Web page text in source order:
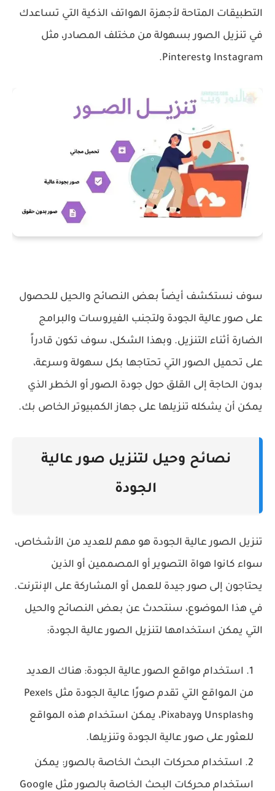
التطبيقات المتاحة لأجهزة الهواتف الذكية التي تساعدك
في تنزيل الصور بسهولة من مختلف المصادر، مثل
Instagram وPinterest.
سوف نستكشف أيضاً بعض النصائح والحيل للحصول
على صور عالية الجودة ولتجنب الفيروسات والبرامج
الضارة أثناء التنزيل. وبهذا الشكل، سوف تكون قادراً
على تحميل الصور التي تحتاجها بكل سهولة وسرعة،
بدون الحاجة إلى القلق حول جودة الصور أو الخطر الذي
يمكن أن يشكله تنزيلها على جهاز الكمبيوتر الخاص بك.
نصائح وحيل لتنزيل صور عالية
الجودة
تنزيل الصور عالية الجودة هو مهم للعديد من الأشخاص،
سواء كانوا هواة التصوير أو المصممين أو الذين
يحتاجون إلى صور جيدة للعمل أو المشاركة على الإنترنت.
في هذا الموضوع، سنتحدث عن بعض النصائح والحيل
التي يمكن استخدامها لتنزيل الصور عالية الجودة:
استخدام مواقع الصور عالية الجودة: هناك العديد
من المواقع التي تقدم صورًا عالية الجودة مثل Pexels
وUnsplash وPixabay، يمكن استخدام هذه المواقع
للعثور على صور عالية الجودة وتنزيلها.
استخدام محركات البحث الخاصة بالصور: يمكن
استخدام محركات البحث الخاصة بالصور مثل Google